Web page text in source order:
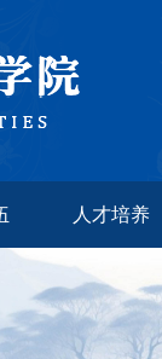
人才培养